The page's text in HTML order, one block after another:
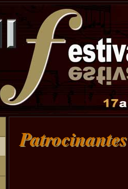
Patrocinantes